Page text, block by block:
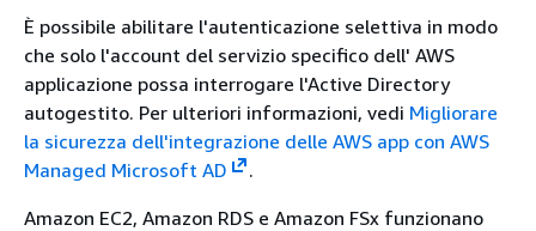
È possibile abilitare l'autenticazione selettiva in modo
che solo l'account del servizio specifico dell' AWS
applicazione possa interrogare l'Active Directory
autogestito. Per ulteriori informazioni, vedi Migliorare
la sicurezza dell'integrazione delle AWS app con AWS
Managed Microsoft AD
.
Amazon EC2, Amazon RDS e Amazon FSx funzionano